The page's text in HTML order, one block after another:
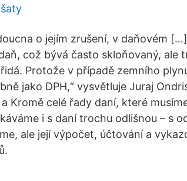
o jejím zrušení, v daňovém
což bývá často skloňovaný, ale
Protože v případě zemního
jako DPH,“ vysvětluje Juraj
Kromě celé řady daní, které
i s daní trochu odlišnou – s
ale její výpočet, účtování a